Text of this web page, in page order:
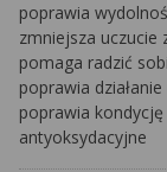
poprawia
zmniejsza uczucie
pomaga radzić
poprawia
poprawia
antyoksydacyjne